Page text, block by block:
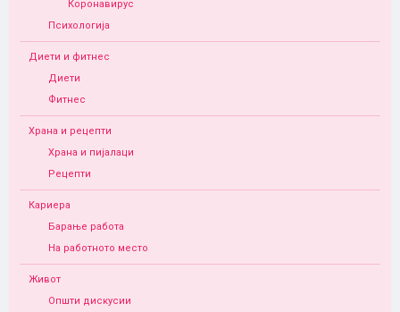
Коронавирус
Психологија
Диети и фитнес
Диети
Фитнес
Храна и рецепти
Храна и пијалаци
Рецепти
Кариера
Барање работа
На работното место
Живот
Општи дискусии